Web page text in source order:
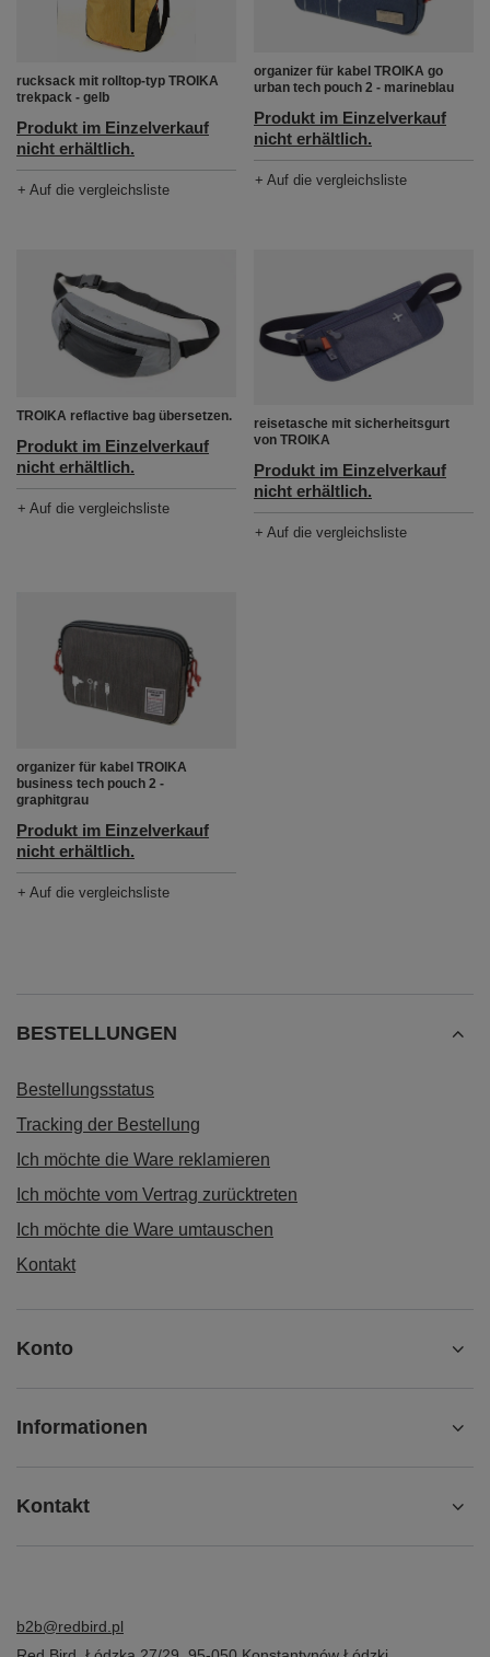
rucksack mit rolltop-typ TROIKA
trekpack - gelb
Produkt im Einzelverkauf
nicht erhältlich.
+ Auf die vergleichsliste
organizer für kabel TROIKA go
urban tech pouch 2 - marineblau
Produkt im Einzelverkauf
nicht erhältlich.
+ Auf die vergleichsliste
TROIKA reflactive bag übersetzen.
Produkt im Einzelverkauf
nicht erhältlich.
+ Auf die vergleichsliste
reisetasche mit sicherheitsgurt
von TROIKA
Produkt im Einzelverkauf
nicht erhältlich.
+ Auf die vergleichsliste
organizer für kabel TROIKA
business tech pouch 2 -
graphitgrau
Produkt im Einzelverkauf
nicht erhältlich.
+ Auf die vergleichsliste
BESTELLUNGEN
Bestellungsstatus
Tracking der Bestellung
Ich möchte die Ware reklamieren
Ich möchte vom Vertrag zurücktreten
Ich möchte die Ware umtauschen
Kontakt
Konto
Informationen
Kontakt
b2b@redbird.pl